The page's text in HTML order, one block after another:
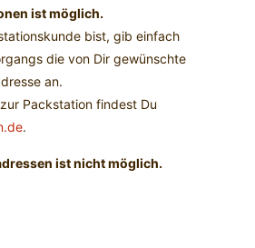
ist möglich.
bist, gib einfach
die von Dir gewünschte
an.
Packstation findest Du
.
ist nicht möglich.